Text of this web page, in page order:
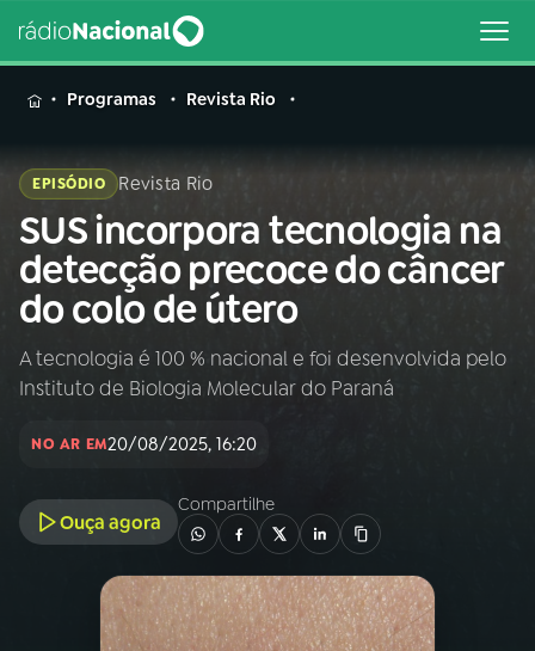
MENU
Buscar
na
Rádio
Nacional
Buscar
AO VIVO
INÍCIO
A RÁDIO
PROGRAMAÇÃO
Programas Revista Rio
EPISÓDIO Revista Rio
SUS incorpora tecnologia na
detecção precoce do câncer
do colo de útero
A tecnologia é 100 % nacional e foi desenvolvida pelo
Instituto de Biologia Molecular do Paraná
NO AR EM20/08/2025, 16:20
Ouça agora
Compartilhe